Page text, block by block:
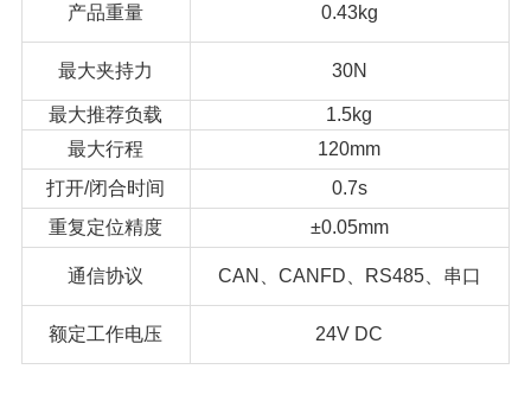
产品重量 0.43kg
最大夹持力 30N
最大推荐负载
1.5kg
最大行程
120mm
打开/闭合时间
0.7s
重复定位精度
±0.05mm
通信协议 CAN、CANFD、RS485、串口
额定工作电压 24V DC